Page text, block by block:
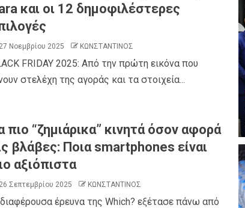
και οι 12 δημοφιλέστερες
27 Νοεμβρίου 2025 ΚΩΝΣΤΑΝΤΙΝΟΣ
FRIDAY 2025: Από την πρώτη εικόνα που
στελέχη της αγοράς και τα στοιχεία...
πιο “ζημιάρικα” κινητά όσον αφορά
βλάβες: Ποια smartphones είναι
αξιόπιστα
26 Σεπτεμβρίου 2025 ΚΩΝΣΤΑΝΤΙΝΟΣ
έρευνα της Which? εξέτασε πάνω από